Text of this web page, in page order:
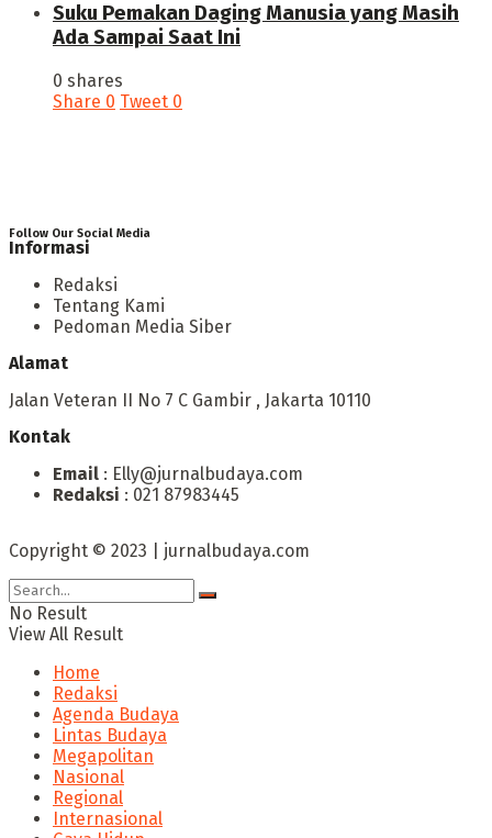
‎Suku Pemakan Daging Manusia yang Masih
Ada Sampai Saat Ini
0 shares
Share 0 Tweet 0
Follow Our Social Media
Informasi
Redaksi
Tentang Kami
Pedoman Media Siber
Alamat
Jalan Veteran II No 7 C Gambir , Jakarta 10110
Kontak
Email : Elly@jurnalbudaya.com
Redaksi : 021 87983445
Copyright © 2023 | jurnalbudaya.com
No Result
View All Result
Home
Redaksi
Agenda Budaya
Lintas Budaya
Megapolitan
Nasional
Regional
Internasional